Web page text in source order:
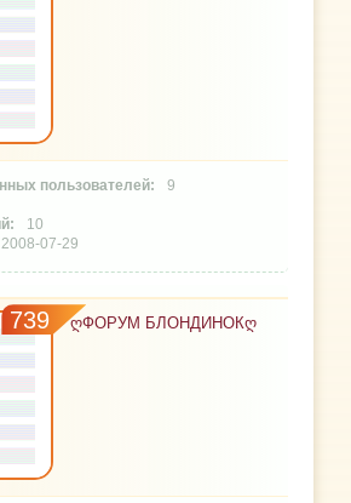
9
10
2008-07-29
739 ᲦФОРУМ БЛОНДИНОКᲦ